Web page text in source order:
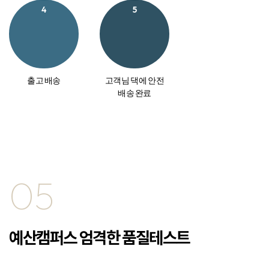
4
출고 배송
5
고객님 댁에 안전
배송 완료
05
예산캠퍼스 엄격한 품질테스트